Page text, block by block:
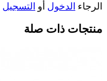
الرجاء الدخول أو التسجيل
منتجات ذات صلة